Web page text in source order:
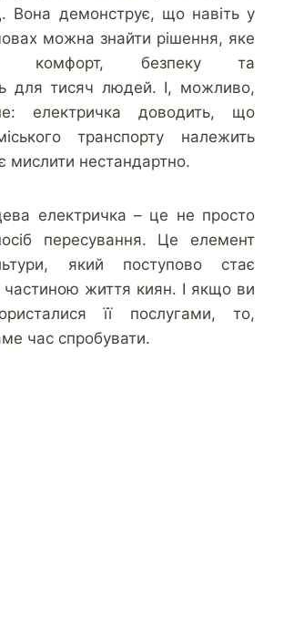
Вона демонструє, що навіть у
можна знайти рішення, яке
комфорт, безпеку та
для тисяч людей. І, можливо,
електричка доводить, що
транспорту належить
мислити нестандартно.
електричка – це не просто
пересування. Це елемент
який поступово стає
частиною життя киян. І якщо ви
її послугами, то,
час спробувати.